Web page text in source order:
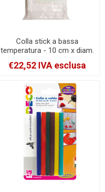
Colla stick a bassa
temperatura - 10 cm x diam.
[06165/1000]
€22,52 IVA esclusa